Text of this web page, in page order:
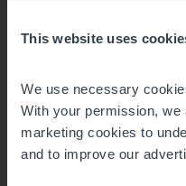
This website uses
We use necessary
With your permission,
marketing cookies to
and to improve our